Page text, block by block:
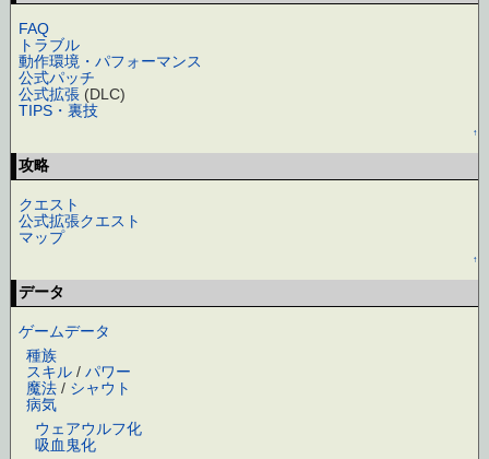
FAQ
トラブル
動作環境・パフォーマンス
公式パッチ
公式拡張 (DLC)
TIPS・裏技
↑
攻略
クエスト
公式拡張クエスト
マップ
↑
データ
ゲームデータ
種族
スキル /パワー
魔法 / シャウト
病気
ウェアウルフ化
吸血鬼化